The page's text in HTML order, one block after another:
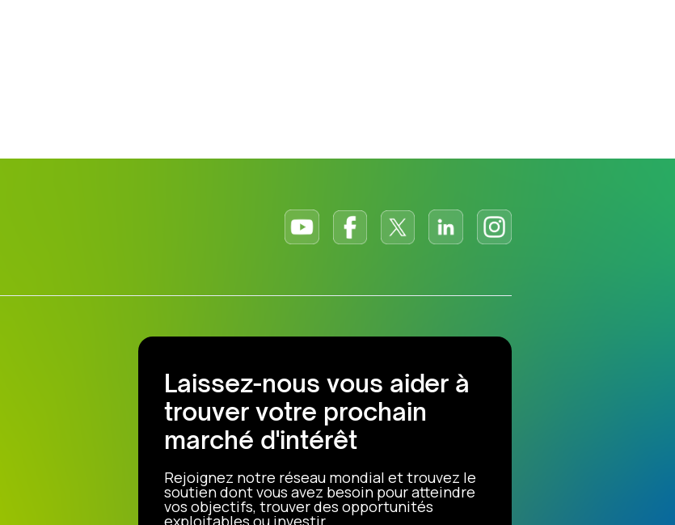
Laissez-nous vous aider à
trouver votre prochain
marché d'intérêt
Rejoignez notre réseau mondial et trouvez le
soutien dont vous avez besoin pour atteindre
vos objectifs, trouver des opportunités
exploitables ou investir.